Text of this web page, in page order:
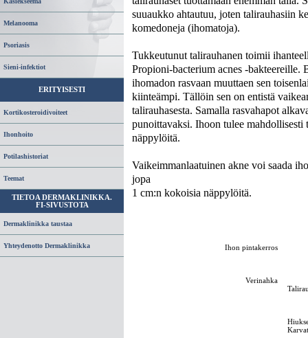
Melanooma
Psoriasis
Sieni-infektiot
ERITYISESTI
Kortikosteroidivoiteet
Ihonhoito
Potilashistoriat
Teemat
TIETOA DERMAKLINIKKA.
FI-SIVUSTOTA
Dermaklinikka taustaa
Yhteydenotto Dermaklinikka
suuaukko ahtautuu, joten talirauhasiin
komedoneja (ihomatoja).
Tukkeutunut talirauhanen toimii
Propioni-bacterium acnes -bakteereille.
ihomadon rasvaan muuttaen sen
kiinteämpi. Tällöin sen on entistä
talirauhasesta. Samalla rasvahapot
punoittavaksi. Ihoon tulee mahdollisesti
näppylöitä.
Vaikeimmanlaatuinen akne voi saada
jopa
1 cm:n kokoisia näppylöitä.
Ihon pintakerros
Verinahka